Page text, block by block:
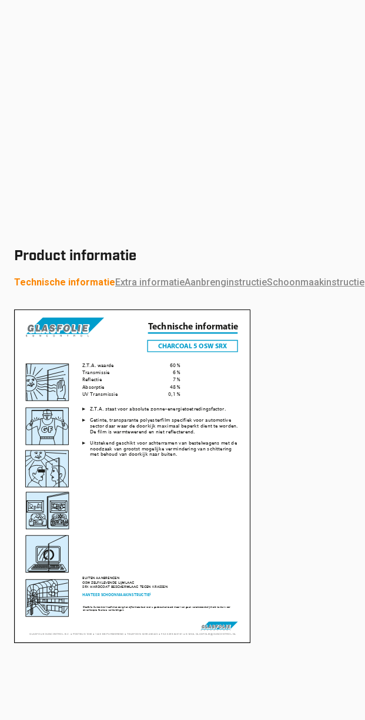
Product informatie
Technische informatieExtra informatieAanbrenginstructieSchoonmaakinstructie